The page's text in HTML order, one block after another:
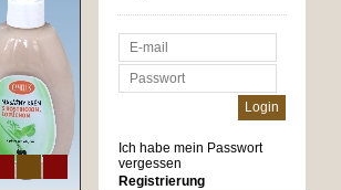
Ich habe mein Passwort
vergessen
Registrierung